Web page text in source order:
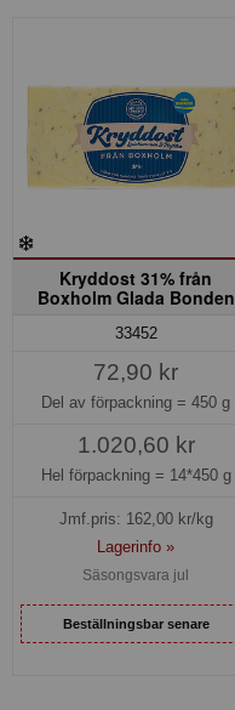
Kryddost 31% från
Boxholm Glada Bonden
33452
72,90 kr
Del av förpackning = 450 g
1.020,60 kr
Hel förpackning = 14*450 g
Jmf.pris: 162,00kr/kg
Lagerinfo »
Säsongsvara jul
Beställningsbar senare